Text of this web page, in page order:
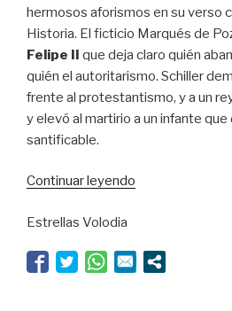
hermosos aforismos en su verso
Historia. El ficticio Marqués de
Felipe II que deja claro quién
quién el autoritarismo. Schiller
frente al protestantismo, y a un
y elevó al martirio a un infante
santificable.
Continuar leyendo
Estrellas Volodia